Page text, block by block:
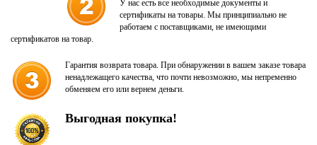
У нас есть все необходимые документы и
сертификаты на товары. Мы принципиально не
работаем с поставщиками, не имеющими
сертификатов на товар.
Гарантия возврата товара. При обнаружении в вашем заказе товара
ненадлежащего качества, что почти невозможно, мы непременно
обменяем его или вернем деньги.
Выгодная покупка!